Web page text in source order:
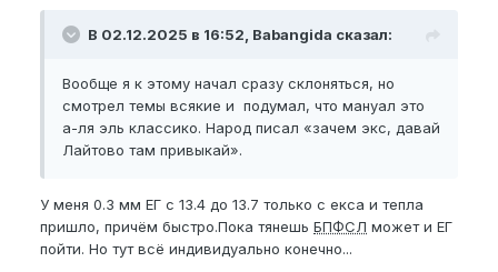
В 02.12.2025 в 16:52, Babangida сказал:
Вообще я к этому начал сразу склоняться, но
смотрел темы всякие и подумал, что мануал это
а-ля эль классико. Народ писал «зачем экс, давай
Лайтово там привыкай».
У меня 0.3 мм ЕГ с 13.4 до 13.7 только с екса и тепла
пришло, причём быстро.Пока тянешь БПФСЛ может и ЕГ
пойти. Но тут всё индивидуально конечно...